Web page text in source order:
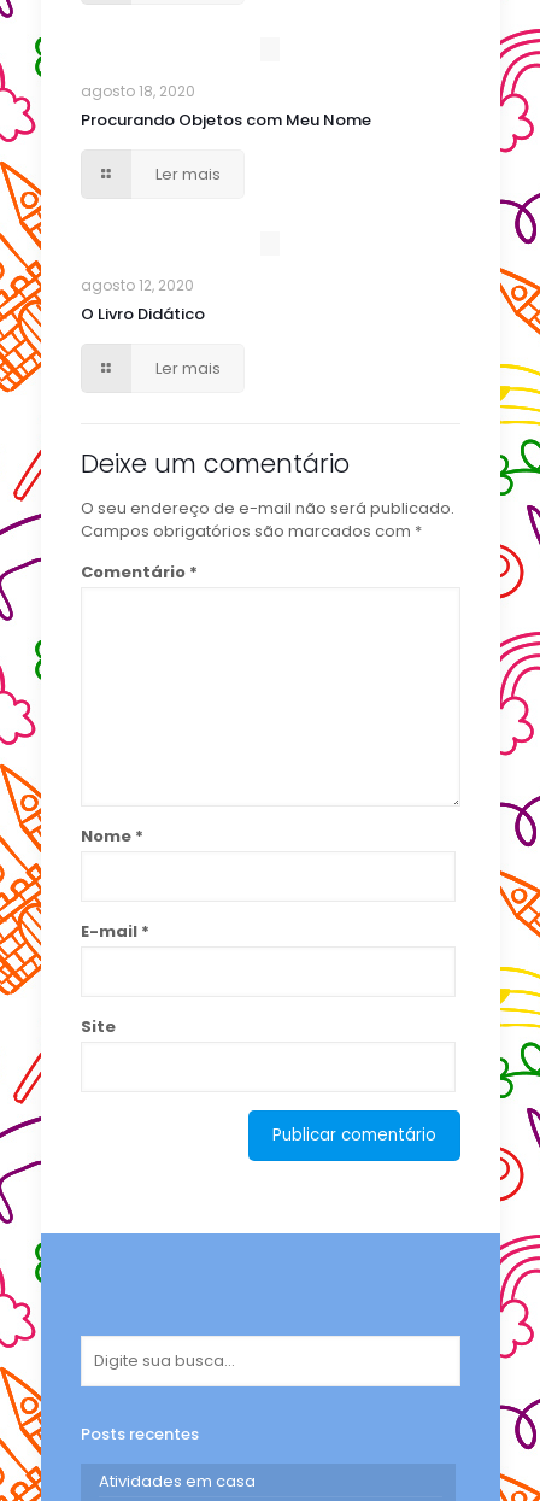
agosto 18, 2020
Procurando Objetos com Meu Nome
Ler mais
agosto 12, 2020
O Livro Didático
Ler mais
Deixe um comentário
O seu endereço de e-mail não será publicado.
Campos obrigatórios são marcados com *
Comentário *
Nome *
E-mail *
Site
Posts recentes
Atividades em casa